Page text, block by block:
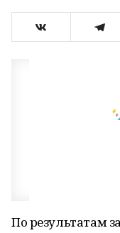
По результатам